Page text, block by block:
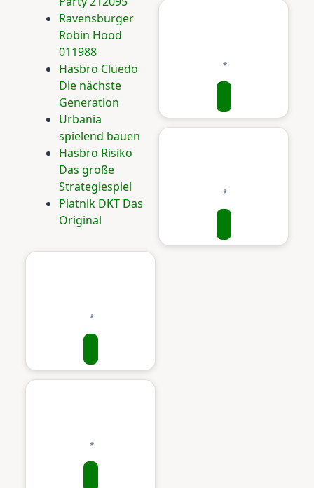
Ravensburger
Robin Hood
011988
Hasbro Cluedo
Die nächste
Generation
Urbania
spielend bauen
Hasbro Risiko
Das große
Strategiespiel
Piatnik DKT Das
Original